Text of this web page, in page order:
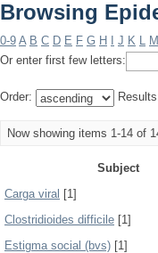
Browsing
0-9 A B C D E F G H J K L M
Or enter first few letters:
Order:
Now showing items 1-14 of
Subject
Carga viral [1]
Clostridioides difficile [1]
Estigma social (bvs) [1]